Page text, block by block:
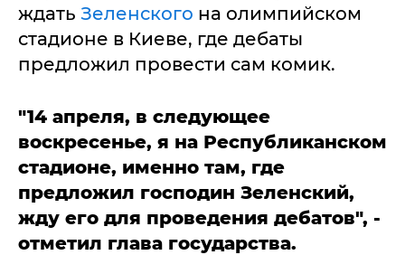
ждать Зеленского на олимпийском
стадионе в Киеве, где дебаты
предложил провести сам комик.
"14 апреля, в следующее
воскресенье, я на Республиканском
стадионе, именно там, где
предложил господин Зеленский,
жду его для проведения дебатов", -
отметил глава государства.